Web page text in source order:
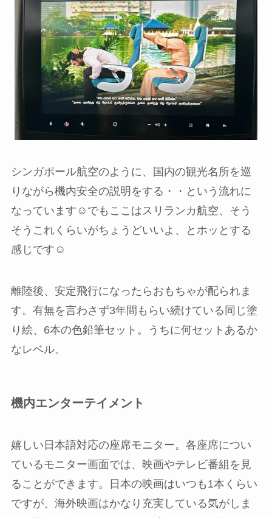
シンガポール航空のように、国内の観光名所を巡
りながら機内安全の説明をする・・という流れに
なっています☺️でもここはスリランカ航空、そう
そうこれくらいがちょうどいいよ、とホッとする
感じです☺️
離陸後、安定飛行になったらおもちゃが配られま
す。有無を言わさず3年間もらい続けている同じ塗
り絵、6本の色鉛筆セット。うちに何セットあるか
なレベル。
機内エンターテイメント
嬉しい日本語対応の座席モニター。各座席につい
ているモニター画面では、映画やテレビ番組を見
ることができます。日本の映画はいつも1本くらい
ですが、海外映画はかなり充実している気がしま